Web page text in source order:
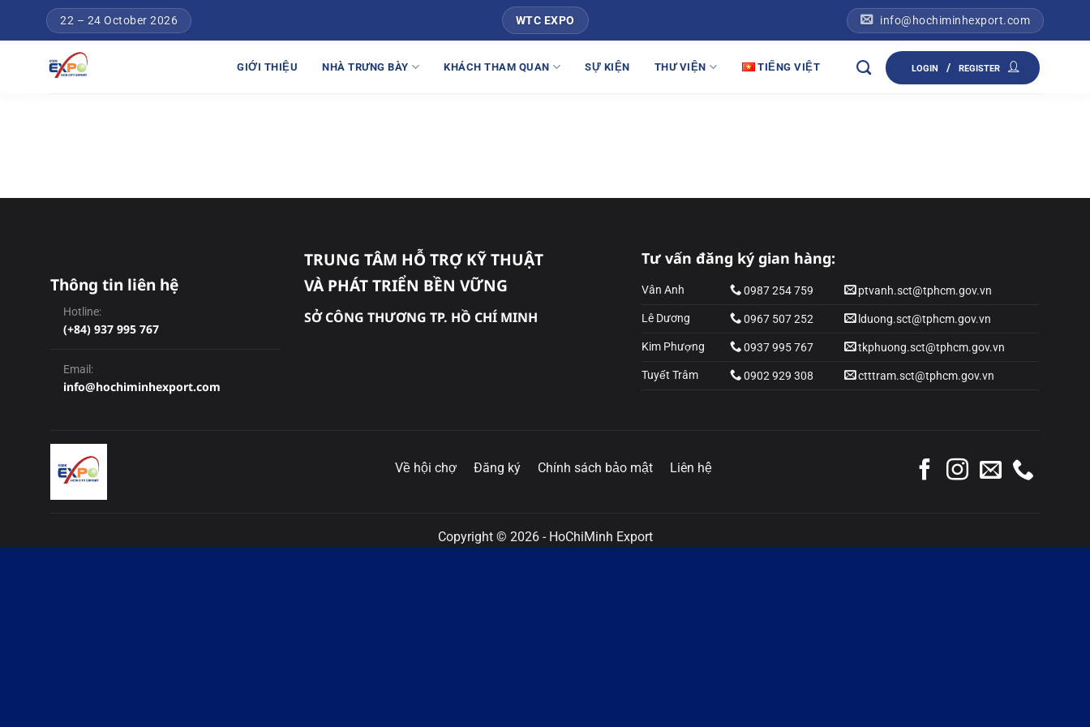
22 – 24 October 2026 WTC EXPO info@hochiminhexport.com
GIỚI THIỆU NHÀ TRƯNG BÀY KHÁCH THAM QUAN SỰ KIỆN THƯ VIỆN TIẾNG VIỆT LOGIN / REGISTER
Thông tin liên hệ
Hotline:
(+84) 937 995 767
Email:
info@hochiminhexport.com
TRUNG TÂM HỖ TRỢ KỸ THUẬT
VÀ PHÁT TRIỂN BỀN VỮNG
SỞ CÔNG THƯƠNG TP. HỒ CHÍ MINH
Tư vấn đăng ký gian hàng:
Vân Anh 0987 254 759
ptvanh.sct@tphcm.gov.vn
Lê Dương
0967 507 252
lduong.sct@tphcm.gov.vn
Kim Phượng
0937 995 767
tkphuong.sct@tphcm.gov.vn
Tuyết Trâm
0902 929 308 ctttram.sct@tphcm.gov.vn
Về hội chợ Đăng ký Chính sách bảo mật Liên hệ
Copyright © 2026 - HoChiMinh Export